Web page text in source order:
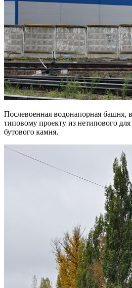
Послевоенная водонапорная башня,
типовому проекту из нетипового
бутового камня.